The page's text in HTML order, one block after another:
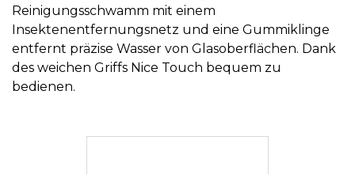
Reinigungsschwamm mit einem
Insektenentfernungsnetz und eine Gummiklinge
entfernt präzise Wasser von Glasoberflächen. Dank
des weichen Griffs Nice Touch bequem zu
bedienen.